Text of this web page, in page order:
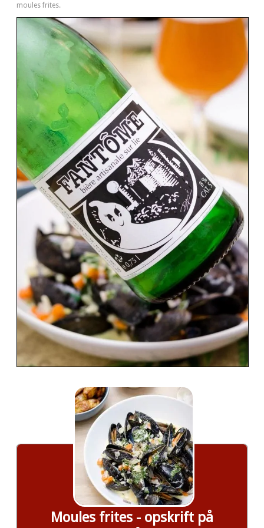
moules frites.
Moules frites - opskrift på